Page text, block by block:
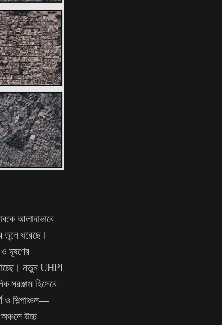
আলাদাভাবে
তুলে ধরেছে।
দূষণের
নতুন UHPI
সরঞ্জাম হিসেবে
ও শিল্পাঞ্চল—
উচ্চ